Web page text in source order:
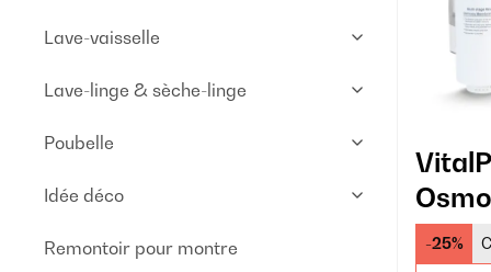
Lave-vaisselle
Lave-linge & sèche-linge
Poubelle
Idée déco
Remontoir pour montre -25%